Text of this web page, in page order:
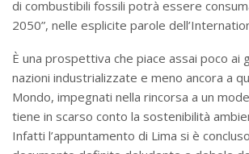
di combustibili fossili potrà essere
2050”, nelle esplicite parole
È una prospettiva che piace assai poco ai
nazioni industrializzate e meno ancora a
Mondo, impegnati nella rincorsa a un
tiene in scarso conto la sostenibilità
Infatti l’appuntamento di Lima si è